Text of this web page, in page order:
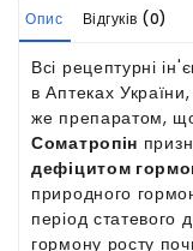
Опис Відгуків (0)
Всі рецептурні
в Аптеках
же препаратом,
Соматропін
дефіцитом
природного
період статевого
гормону росту